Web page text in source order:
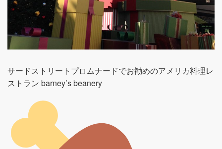
サードストリートプロムナードでお勧めのアメリカ料理レ
ストラン barney’s beanery